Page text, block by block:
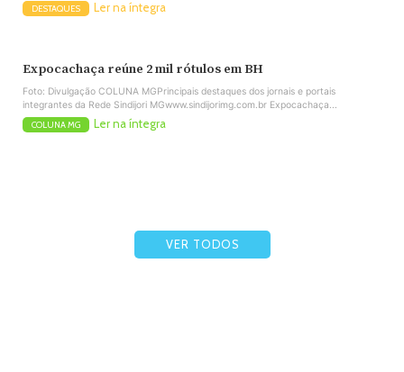
DESTAQUES Ler na íntegra
Expocachaça reúne 2 mil rótulos em BH
Foto: Divulgação COLUNA MGPrincipais destaques dos jornais e portais
integrantes da Rede Sindijori MGwww.sindijorimg.com.br Expocachaça...
COLUNA MG Ler na íntegra
VER TODOS